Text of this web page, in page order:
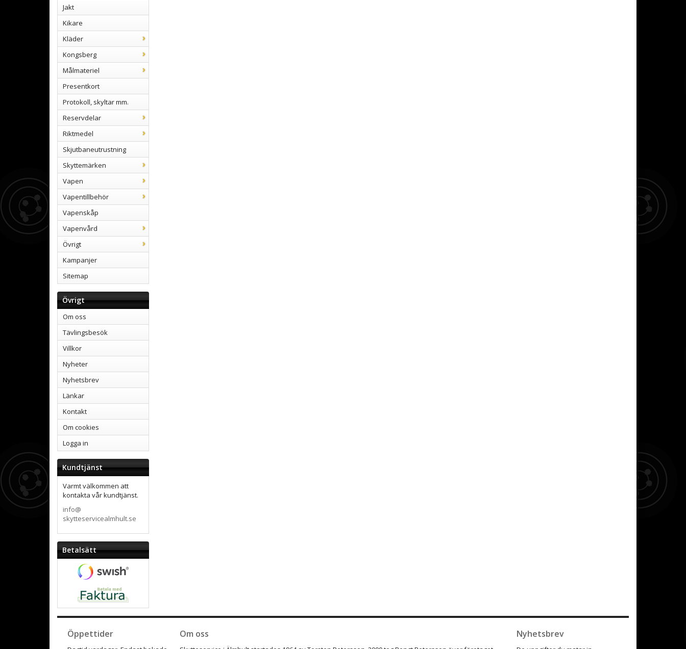
Jakt
Kikare
Kläder
Kongsberg
Målmateriel
Presentkort
Protokoll, skyltar mm.
Reservdelar
Riktmedel
Skjutbaneutrustning
Skyttemärken
Vapen
Vapentillbehör
Vapenskåp
Vapenvård
Övrigt
Kampanjer
Sitemap
Övrigt
Om oss
Tävlingsbesök
Villkor
Nyheter
Nyhetsbrev
Länkar
Kontakt
Om cookies
Logga in
Kundtjänst
Varmt välkommen att
kontakta vår kundtjänst.
info@
skytteservicealmhult.se
Betalsätt
Öppettider Nyhetsbrev
Om oss